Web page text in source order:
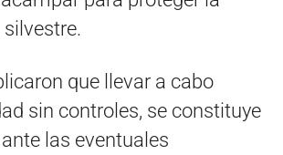
que llevar a cabo
sin controles, se constituye
las eventuales